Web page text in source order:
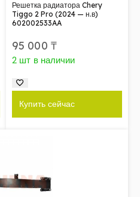
Решетка радиатора Chery
Tiggo 2 Pro (2024 — н.в)
602002533AA
95 000 ₸
2 шт в наличии
Купить сейчас